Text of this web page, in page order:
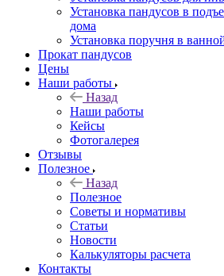
Установка пандусов в
дома
Установка поручня в
Прокат пандусов
Цены
Наши работы
Назад
Наши работы
Кейсы
Фотогалерея
Отзывы
Полезное
Назад
Полезное
Советы и нормативы
Статьи
Новости
Калькуляторы расчета
Контакты